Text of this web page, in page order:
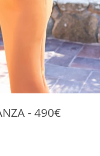
- 490€